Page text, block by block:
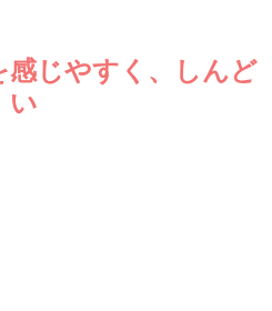
感じやすく、しんど
い